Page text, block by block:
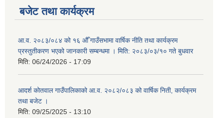
बजेट तथा कार्यक्रम
आ.व. २०८३/०८४ को १६ औँ गाउँसभामा वार्षिक नीति तथा कार्यक्रम
प्रस्तुतीकरण भएको जानकारी सम्बन्धमा । मिति: २०८३/०३/१० गते बुधवार
मिति: 06/24/2026 - 17:09
आदर्श कोतवाल गाउँपालिकाको आ.व. २०८२/०८३ को वार्षिक निती, कार्यक्रम
तथा बजेट ।
मिति: 09/25/2025 - 13:10